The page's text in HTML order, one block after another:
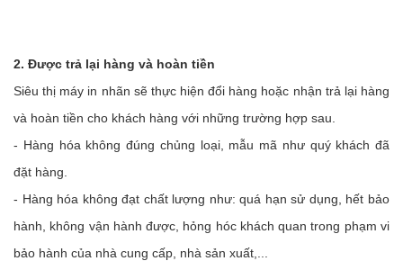
2. Được trả lại hàng và hoàn tiền
Siêu thị máy in nhãn sẽ thực hiện đổi hàng hoặc nhận trả lại hàng
và hoàn tiền cho khách hàng với những trường hợp sau.
- Hàng hóa không đúng chủng loại, mẫu mã như quý khách đã
đặt hàng.
- Hàng hóa không đạt chất lượng như: quá hạn sử dụng, hết bảo
hành, không vận hành được, hỏng hóc khách quan trong phạm vi
bảo hành của nhà cung cấp, nhà sản xuất,...